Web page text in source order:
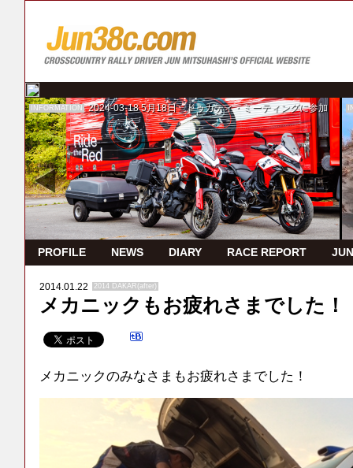
INFORMATION 2024-03-18 5月18日 ドゥカティ・ミーティングに参加
PROFILE NEWS DIARY RACE REPORT
2014.01.22 2014 DAKAR(after)
メカニックもお疲れさまでした！
メカニックのみなさまもお疲れさまでした！